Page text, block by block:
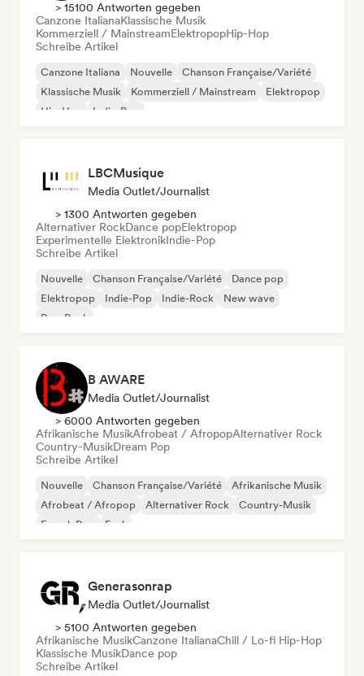
> 15100 Antworten gegeben
Canzone ItalianaKlassische Musik
Kommerziell / MainstreamElektropopHip-Hop
Schreibe Artikel
Canzone Italiana Nouvelle
Chanson Française/Variété
Klassische Musik
Kommerziell / Mainstream
Elektropop
Hip-Hop
Indie-Pop
LBCMusique
Media Outlet/Journalist
> 1300 Antworten gegeben
Alternativer RockDance popElektropop
Experimentelle ElektronikIndie-Pop
Schreibe Artikel
Nouvelle Chanson Française/Variété
Dance pop
Elektropop
Indie-Pop Indie-Rock
New wave
Pop-Rock
B AWARE
Media Outlet/Journalist
> 6000 Antworten gegeben
Afrikanische MusikAfrobeat / AfropopAlternativer Rock
Country-MusikDream Pop
Schreibe Artikel
Nouvelle Chanson Française/Variété
Afrikanische Musik
Afrobeat / Afropop
Alternativer Rock
Country-Musik
French Pop
Funk
Generasonrap
Media Outlet/Journalist
> 5100 Antworten gegeben
Afrikanische MusikCanzone ItalianaChill / Lo-fi Hip-Hop
Klassische MusikDance pop
Schreibe Artikel